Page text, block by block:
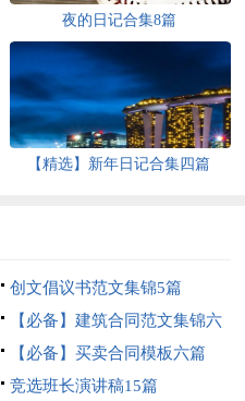
夜的日记合集8篇
【精选】新年日记合集四篇
创文倡议书范文集锦5篇
【必备】建筑合同范文集锦六
篇 【必备】买卖合同模板六篇
竞选班长演讲稿15篇